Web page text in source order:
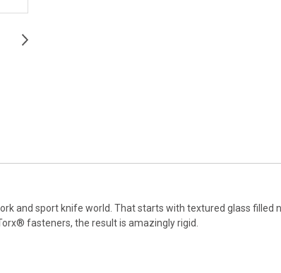
and sport knife world. That starts with textured glass filled
fasteners, the result is amazingly rigid.